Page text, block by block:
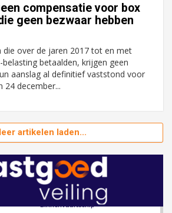
compensatie voor box
geen bezwaar hebben
die over de jaren 2017 tot en met
betaalden, krijgen geen
aanslag al definitief vaststond voor
24 december...
artikelen laden...
Transformatieobject
Attractiepark
Bekijk
Schuinesloot
Binnenvaartschip
Panheel